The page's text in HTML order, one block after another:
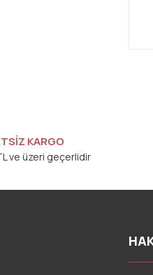
KARGO
ve üzeri geçerlidir